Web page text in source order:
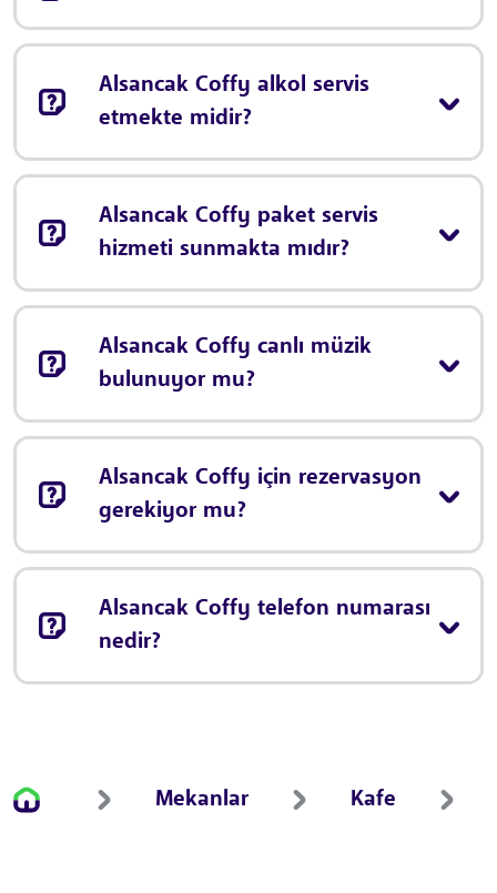
Alsancak Coffy alkol servis
etmekte midir?
Alsancak Coffy paket servis
hizmeti sunmakta mıdır?
Alsancak Coffy canlı müzik
bulunuyor mu?
Alsancak Coffy için rezervasyon
gerekiyor mu?
Alsancak Coffy telefon numarası
nedir?
Mekanlar Kafe